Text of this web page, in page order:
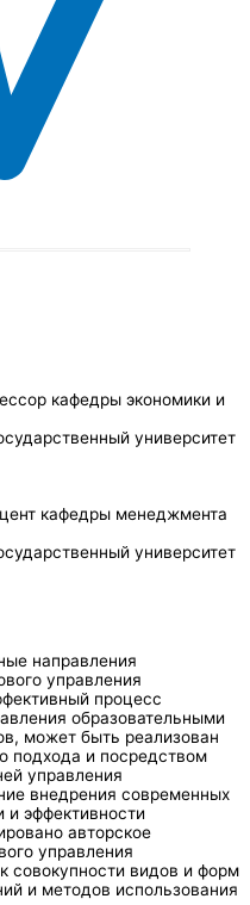
кафедры экономики и
университет
кафедры менеджмента
университет
направления
управления
процесс
образовательными
может быть реализован
подхода и посредством
управления
внедрения современных
и эффективности
авторское
управления
совокупности видов и форм
и методов использования